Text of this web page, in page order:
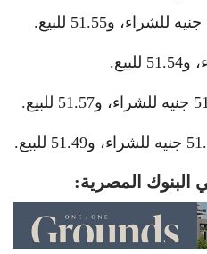
البنوك المصرية: